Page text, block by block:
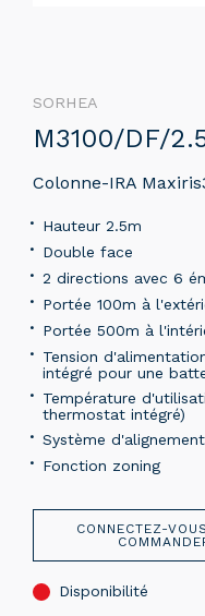
SORHEA
M3100/DF/
Colonne-IRA
Hauteur 2.5m
Double face
2 directions avec 6
Portée 100m à
Portée 500m à
Tension
intégré pour une
Température
thermostat intégré)
Système
Fonction zoning
CONNECTEZ-
Disponibilité